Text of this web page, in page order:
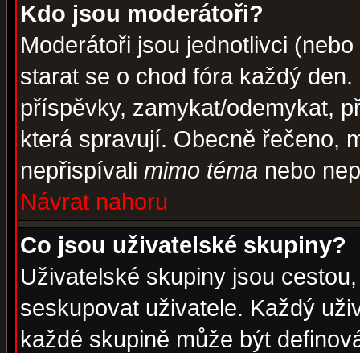
Kdo jsou moderátoři?
Moderátoři jsou jednotlivci
starat se o chod fóra každý
příspěvky, zamykat/odemykat,
která spravují. Obecně řečeno,
nepřispívali mimo téma nebo
Návrat nahoru
Co jsou uživatelské skupiny?
Uživatelské skupiny jsou
seskupovat uživatele. Každý
každé skupině může být